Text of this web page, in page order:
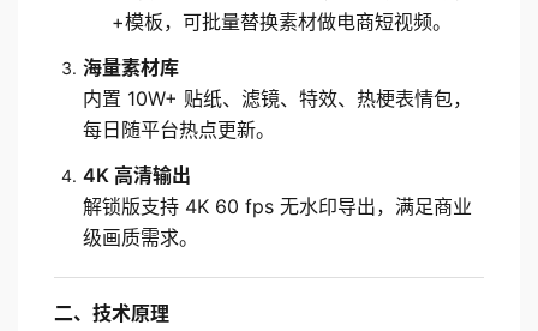
+模板，可批量替换素材做电商短视频。
海量素材库
内置 10W+ 贴纸、滤镜、特效、热梗表情包，
每日随平台热点更新。
4K 高清输出
解锁版支持 4K 60 fps 无水印导出，满足商业
级画质需求。
二、技术原理